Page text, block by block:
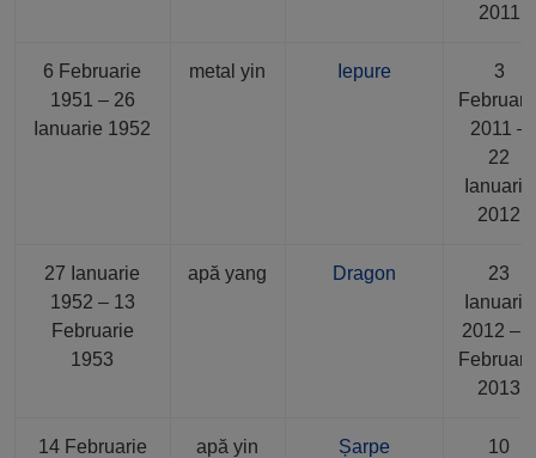
2011
6 Februarie
1951 – 26
Ianuarie 1952
metal yin Iepure
3
2011 –
22
Ianuarie
2012
27 Ianuarie
1952 – 13
Februarie
1953
apă yang Dragon
23
Ianuarie
2012 – 9
2013
14 Februarie
apă yin Șarpe
10